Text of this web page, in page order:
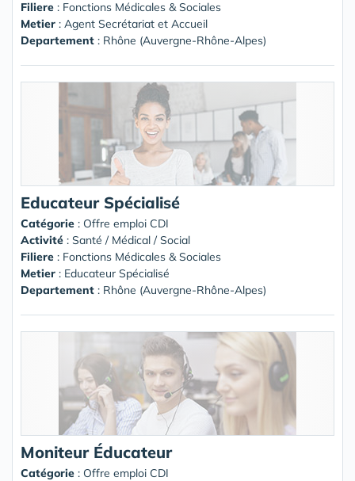
Filiere : Fonctions Médicales & Sociales
Metier : Agent Secrétariat et Accueil
Departement : Rhône (Auvergne-Rhône-Alpes)
Educateur Spécialisé
Catégorie : Offre emploi CDI
Activité : Santé / Médical / Social
Filiere : Fonctions Médicales & Sociales
Metier : Educateur Spécialisé
Departement : Rhône (Auvergne-Rhône-Alpes)
Moniteur Éducateur
Catégorie : Offre emploi CDI